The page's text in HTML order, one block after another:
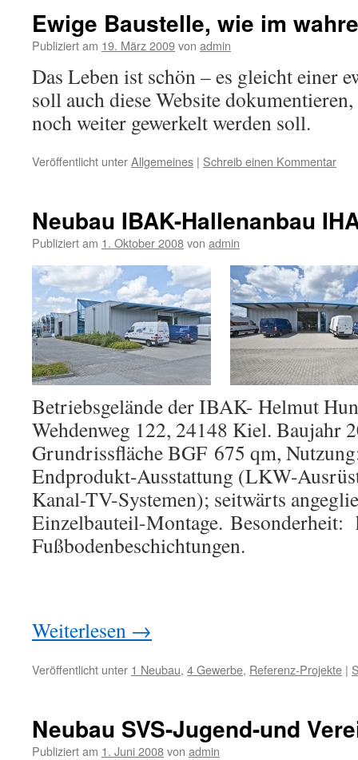
Ewige Baustelle, wie im
Publiziert am 19. März 2009von admin
Das Leben ist schön – es gleicht einer
soll auch diese Website
noch weiter gewerkelt werden soll.
Veröffentlicht unterAllgemeines | Schreib einen Kommentar
Neubau IBAK-Hallenanbau
Publiziert am 1. Oktober 2008von admin
Betriebsgelände der IBAK- Helmut
Wehdenweg 122, 24148 Kiel. Baujahr
Grundrissfläche BGF 675 qm,
Endprodukt-Ausstattung (LKW-
Kanal-TV-Systemen); seitwärts
Einzelbauteil-Montage. Besonderheit:
Fußbodenbeschichtungen.
Weiterlesen →
Veröffentlicht unter 1 Neubau, 4 Gewerbe, Referenz-Projekte |
Neubau SVS-Jugend-und
Publiziert am 1. Juni 2008von admin